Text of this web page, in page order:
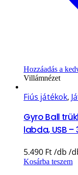
Hozzáadás a
Villámnézet
Fiús játékok,
Gyro Ball
labda, USB
5.490 Ft
Kosárba teszem